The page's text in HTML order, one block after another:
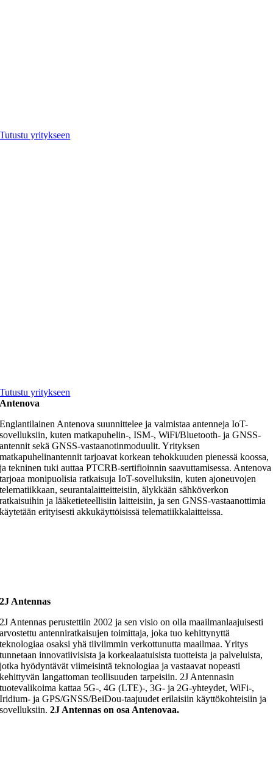
Tutustu yritykseen
Tutustu yritykseen
Antenova
Englantilainen Antenova suunnittelee ja valmistaa antenneja IoT-
sovelluksiin, kuten matkapuhelin-, ISM-, WiFi/Bluetooth- ja GNSS-
antennit sekä GNSS-vastaanotinmoduulit. Yrityksen
matkapuhelinantennit tarjoavat korkean tehokkuuden pienessä koossa,
ja tekninen tuki auttaa PTCRB-sertifioinnin saavuttamisessa. Antenova
tarjoaa monipuolisia ratkaisuja IoT-sovelluksiin, kuten ajoneuvojen
telematiikkaan, seurantalaitteitteisiin, älykkään sähköverkon
ratkaisuihin ja lääketieteellisiin laitteisiin, ja sen GNSS-vastaanottimia
käytetään erityisesti akkukäyttöisissä telematiikkalaitteissa.
2J Antennas
2J Antennas perustettiin 2002 ja sen visio on olla maailmanlaajuisesti
arvostettu antenniratkaisujen toimittaja, joka tuo kehittynyttä
teknologiaa osaksi yhä tiiviimmin verkottunutta maailmaa. Yritys
tunnetaan innovatiivisista ja korkealaatuisista tuotteista ja palveluista,
jotka hyödyntävät viimeisintä teknologiaa ja vastaavat nopeasti
kehittyvän langattoman teollisuuden tarpeisiin. 2J Antennasin
tuotevalikoima kattaa 5G-, 4G (LTE)-, 3G- ja 2G-yhteydet, WiFi-,
Iridium- ja GPS/GNSS/BeiDou-taajuudet erilaisiin käyttökohteisiin ja
sovelluksiin.2J Antennas on osa Antenovaa.